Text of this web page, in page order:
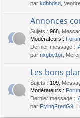
par kdbbdsd ,
Annonces
Sujets : 968
Modérateurs :
Dernier message :
par nxgbe1or ,
Les bons
Sujets : 109
Modérateurs :
Dernier message :
par FlyingFredG9 ,